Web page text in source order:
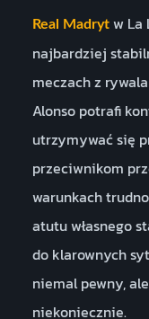
Real Madrytw La
najbardziej
meczach z
Alonso potrafi
utrzymywać się
przeciwnikom
warunkach
atutu własnego
do klarownych
niemal pewny,
niekoniecznie.